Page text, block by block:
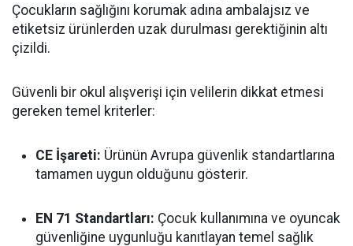
Çocukların sağlığını korumak adına ambalajsız ve
etiketsiz ürünlerden uzak durulması gerektiğinin altı
çizildi.
Güvenli bir okul alışverişi için velilerin dikkat etmesi
gereken temel kriterler:
CE İşareti: Ürünün Avrupa güvenlik standartlarına
tamamen uygun olduğunu gösterir.
EN 71 Standartları: Çocuk kullanımına ve oyuncak
güvenliğine uygunluğu kanıtlayan temel sağlık